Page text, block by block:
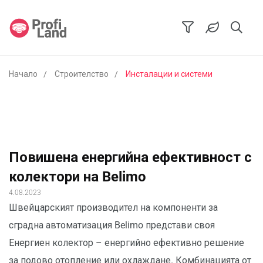
Начало Строителство Инсталации и системи
Повишена енергийна ефективност с
колектори на Belimo
4.08.2023
Швейцарският производител на компоненти за
сградна автоматизация Belimo представи своя
Енергиен колектор – енергийно ефективно решение
за подово отопление или охлаждане. Комбинацията от